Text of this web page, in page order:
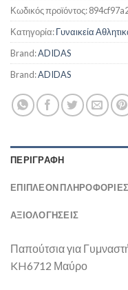
Κωδικός προϊόντος:
Κατηγορία:Γυναικεία
Brand:ADIDAS
Brand:ADIDAS
ΠΕΡΙΓΡΑΦΉ
ΕΠΙΠΛΈΟΝ ΠΛΗΡΟΦΟΡΊΕΣ
ΑΞΙΟΛΟΓΗΣΕΙΣ
Παπούτσια για
KH6712 Μαύρο